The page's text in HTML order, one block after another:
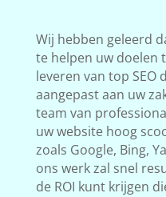
Wij hebben geleerd
te helpen uw doelen
leveren van top SEO
aangepast aan uw
team van
uw website hoog
zoals Google, Bing,
ons werk zal snel
de ROI kunt krijgen